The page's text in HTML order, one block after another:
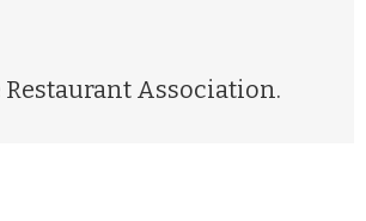
Restaurant Association.